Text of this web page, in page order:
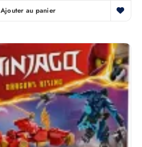
Ajouter au panier